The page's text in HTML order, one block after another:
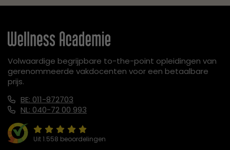
Volwaardige begrijpbare to-the-point opleidingen van
gerenommeerde vakdocenten voor een betaalbare
prijs.
BE: 011-872703
NL: 040-72 00 993
Uit 1.558 beoordelingen